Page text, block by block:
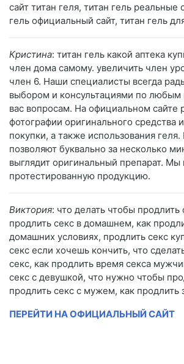
сайт титан геля, титан гель реальные
гель официальный сайт, титан гель
Кристина: титан гель какой аптека
член дома самому. увеличить член
член 6. Наши специалисты всегда
выбором и консультациями по
вас вопросам. На официальном сайте
фотографии оригинального средства
покупки, а также использования
позволяют буквально за несколько
выглядит оригинальный препарат. Мы
протестированную продукцию.
Виктория: что делать чтобы продлить
продлить секс в домашнем, как
домашних условиях, продлить секс
секс если хочешь кончить, что
секс, как продлить время секса
секс с девушкой, что нужно чтобы
продлить секс с мужем, как продлить
ПЕРЕЙТИ НА ОФИЦИАЛЬНЫЙ САЙТ